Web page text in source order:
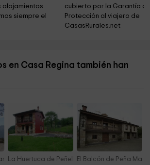
5,7 km
de Fátima 5,9 km
alojamientos.
siempre el
cubierto por la Garantía
Protección al viajero de
CasasRurales.net
en Casa Regina también han
I
La Huertuca de PeñellaEl Balcón de Peña